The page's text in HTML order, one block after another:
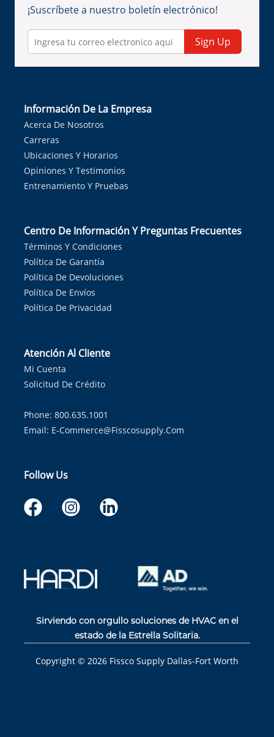
¡Suscríbete a nuestro boletín electrónico!
Sign Up
Información De La Empresa
Acerca De Nosotros
Carreras
Ubicaciones Y Horarios
Opiniones Y Testimonios
Entrenamiento Y Pruebas
Centro De Información Y Preguntas Frecuentes
Términos Y Condiciones
Política De Garantía
Política De Devoluciones
Política De Envíos
Política De Privacidad
Atención Al Cliente
Mi Cuenta
Solicitud De Crédito
Phone: 800.635.1001
Email: E-Commerce@fisscosupply.com
Follow Us
Sirviendo con orgullo soluciones de HVAC en el
estado de la Estrella Solitaria.
Copyright © 2026 Fissco Supply Dallas-Fort Worth